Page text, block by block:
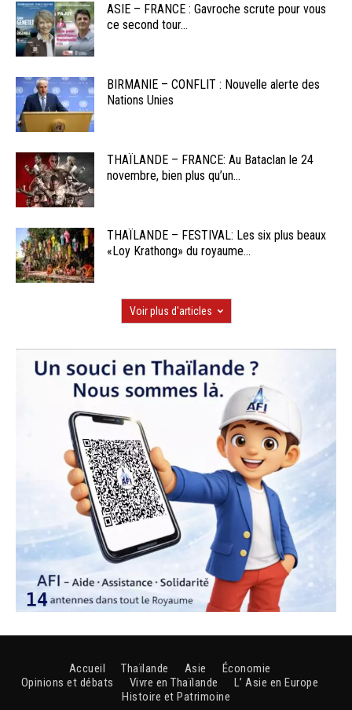
ASIE – FRANCE : Gavroche scrute pour vous
ce second tour...
BIRMANIE – CONFLIT : Nouvelle alerte des
Nations Unies
THAÏLANDE – FRANCE: Au Bataclan le 24
novembre, bien plus qu’un...
THAÏLANDE – FESTIVAL: Les six plus beaux
«Loy Krathong» du royaume...
Voir plus d'articles
Accueil Thaïlande Asie
Économie
Opinions et débats
Vivre en Thaïlande
L’ Asie en Europe
Histoire et Patrimoine